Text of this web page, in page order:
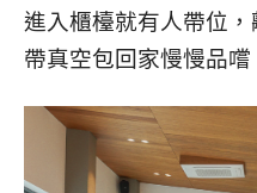
進入櫃檯就有人帶位
帶真空包回家慢慢品嚐